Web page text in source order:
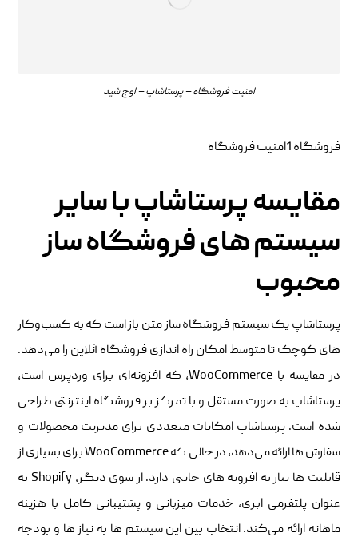
امنیت فروشگاه – پرستاشاپ – اوج شید
فروشگاه 1امنیت فروشگاه
مقایسه پرستاشاپ با سایر
سیستم‌ های فروشگاه‌ ساز
محبوب
پرستاشاپ یک سیستم فروشگاه‌ ساز متن‌ باز است که به کسب‌وکار
های کوچک تا متوسط امکان راه ‌اندازی فروشگاه آنلاین را می‌دهد.
در مقایسه با WooCommerce، که افزونه‌ای برای وردپرس است،
پرستاشاپ به ‌صورت مستقل و با تمرکز بر فروشگاه اینترنتی طراحی
شده است. پرستاشاپ امکانات متعددی برای مدیریت محصولات و
سفارش‌ ها ارائه می‌دهد، در حالی که WooCommerce برای بسیاری از
قابلیت‌ ها نیاز به افزونه ‌های جانبی دارد. از سوی دیگر، Shopify به
عنوان پلتفرمی ابری، خدمات میزبانی و پشتیبانی کامل با هزینه
ماهانه ارائه می‌کند. انتخاب بین این سیستم‌ ها به نیاز ها و بودجه